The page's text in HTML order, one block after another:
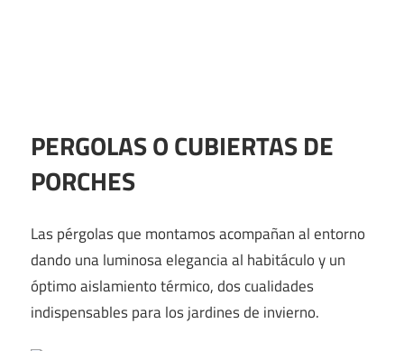
PERGOLAS O CUBIERTAS DE
PORCHES
Las pérgolas que montamos acompañan al entorno
dando una luminosa elegancia al habitáculo y un
óptimo aislamiento térmico, dos cualidades
indispensables para los jardines de invierno.